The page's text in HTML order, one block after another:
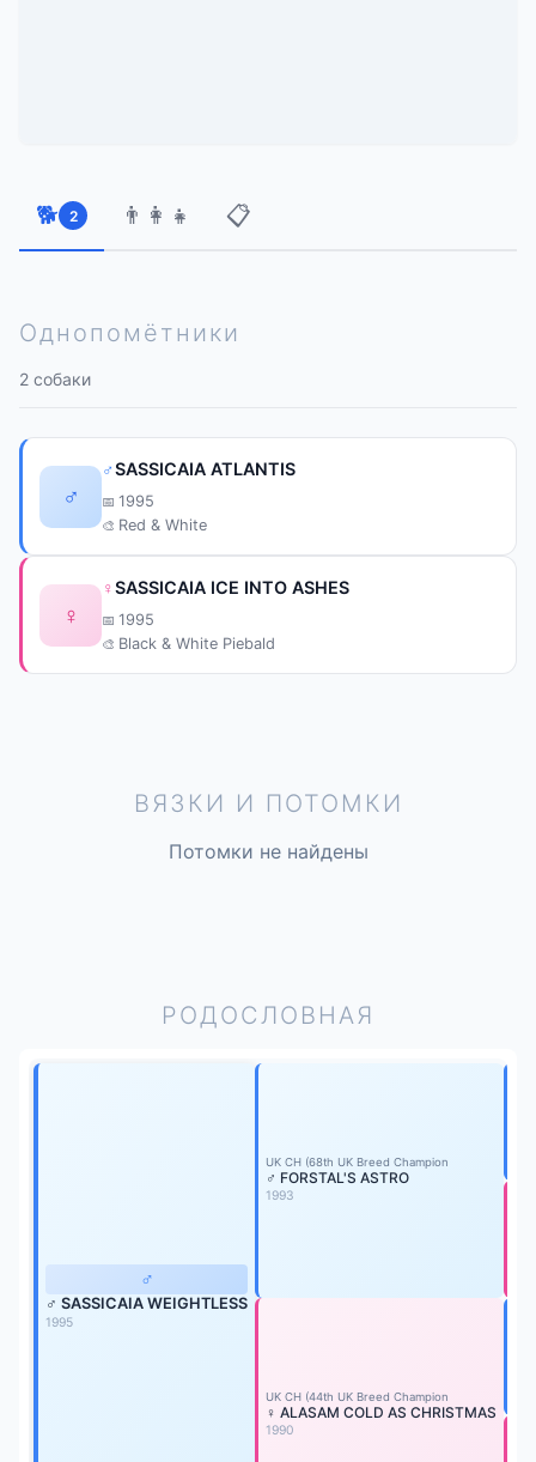
🐕 2 👨‍👩‍👧 📋
Однопомётники
2 собаки
♂
♂SASSICAIA ATLANTIS
1995
Red & White
♀
♀SASSICAIA ICE INTO ASHES
1995
Black & White Piebald
ВЯЗКИ И ПОТОМКИ
Потомки не найдены
РОДОСЛОВНАЯ
♂
♂ SASSICAIA WEIGHTLESS
1995
UK CH (68th UK Breed Champion
♂ FORSTAL'S ASTRO
1993
UK CH (44th UK Breed Champion
♀ ALASAM COLD AS CHRISTMAS
1990